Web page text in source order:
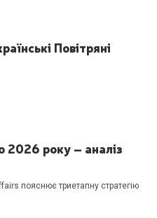
Повітряні
2026 року – аналіз
пояснює триетапну стратегію